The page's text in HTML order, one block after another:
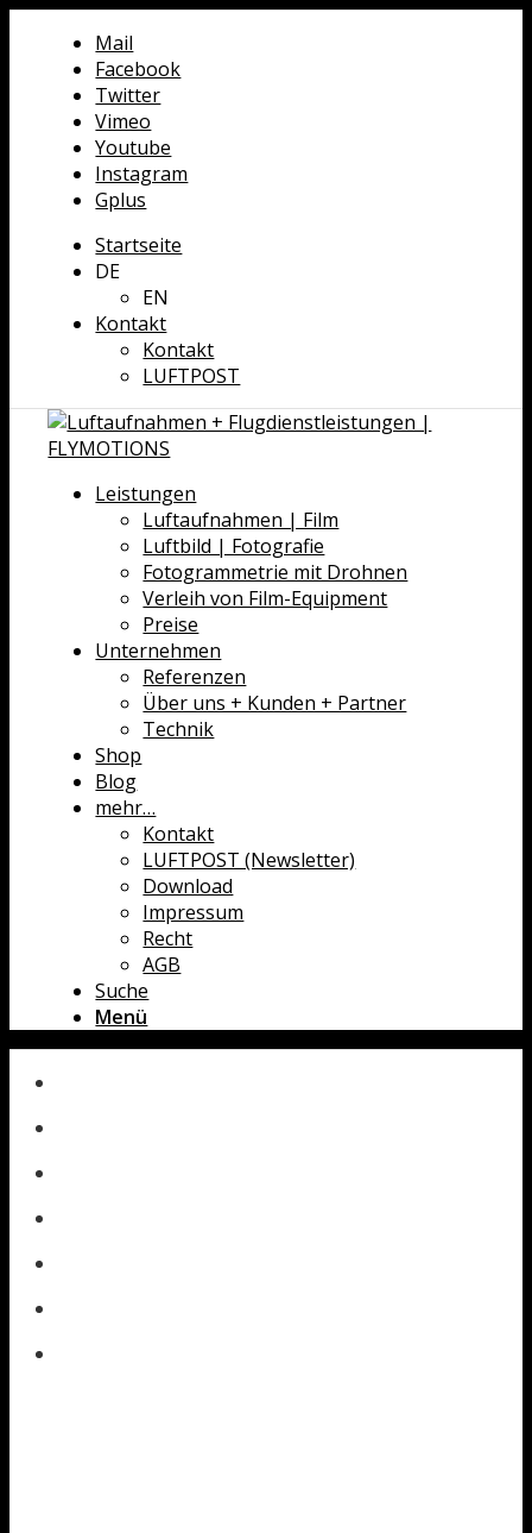
Mail
Facebook
Twitter
Vimeo
Youtube
Instagram
Gplus
Startseite
DE
EN
Kontakt
Kontakt
LUFTPOST
Leistungen
Luftaufnahmen | Film
Luftbild | Fotografie
Fotogrammetrie mit Drohnen
Verleih von Film-Equipment
Preise
Unternehmen
Referenzen
Über uns + Kunden + Partner
Technik
Shop
Blog
mehr…
Kontakt
LUFTPOST (Newsletter)
Download
Impressum
Recht
AGB
Suche
Menü